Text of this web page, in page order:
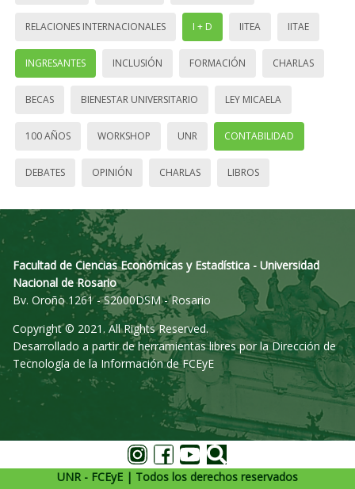
RELACIONES INTERNACIONALES I + D IITEA IITAE
INGRESANTES INCLUSIÓN FORMACIÓN CHARLAS
BECAS BIENESTAR UNIVERSITARIO LEY MICAELA
100 AÑOS WORKSHOP UNR CONTABILIDAD
DEBATES OPINIÓN CHARLAS LIBROS
Facultad de Ciencias Económicas y Estadística - Universidad
Nacional de Rosario
Bv. Oroño 1261 - S2000DSM - Rosario
Copyright © 2021. All Rights Reserved.
Desarrollado a partir de herramientas libres por la Dirección de
Tecnología de la Información de FCEyE
UNR - FCEyE | Todos los derechos reservados